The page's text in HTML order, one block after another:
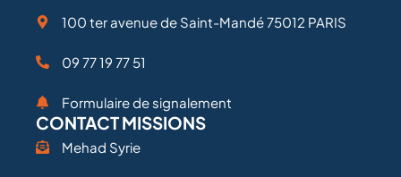
100 ter avenue de Saint-Mandé 75012 PARIS
09 77 19 77 51
Formulaire de signalement
CONTACT MISSIONS
Mehad Syrie